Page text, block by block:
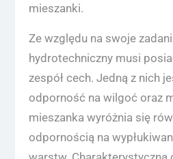
mieszanki.
Ze względu na swoje
hydrotechniczny musi
zespół cech. Jedną z nich
odporność na wilgoć oraz
mieszanka wyróżnia się
odpornością na